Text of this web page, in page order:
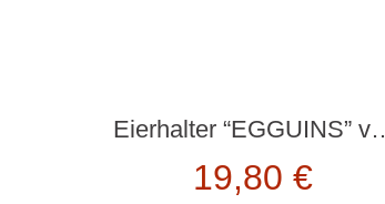
Eierhalter
19,80€